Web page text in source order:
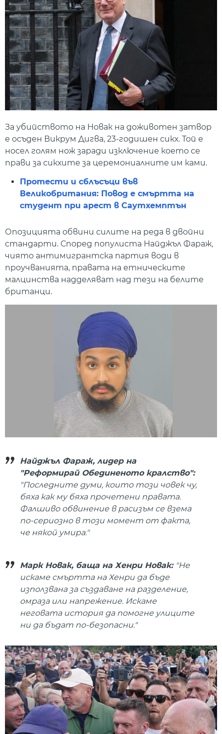
За убийството на Новак на доживотен затвор
е осъден Викрум Дигва, 23-годишен сикх. Той е
носел голям нож заради изключение което се
прави за сикхите за церемониалните им ками.
Протести и сблъсъци във
Великобритания: Повод е смъртта на
студент при арест в Саутхемптън
Опозицията обвини силите на реда в двойни
стандарти. Според популиста Найджъл Фараж,
чиято антимигрантска партия води в
проучванията, правата на етническите
малцинства надделяват над тези на белите
британци.
Найджъл Фараж, лидер на
"Реформирай Обединеното кралство":
"Последните думи, които този човек чу,
бяха как му бяха прочетени правата.
Фалшиво обвинение в расизъм се взема
по-сериозно в този момент от факта,
че някой умира."
Марк Новак, баща на Хенри Новак: "Не
искаме смъртта на Хенри да бъде
използвана за създаване на разделение,
омраза или напрежение. Искаме
неговата история да помогне улиците
ни да бъдат по-безопасни."